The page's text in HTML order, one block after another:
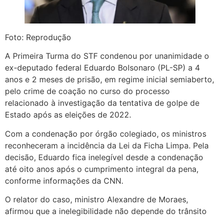
Foto: Reprodução
A Primeira Turma do STF condenou por unanimidade o
ex-deputado federal Eduardo Bolsonaro (PL-SP) a 4
anos e 2 meses de prisão, em regime inicial semiaberto,
pelo crime de coação no curso do processo
relacionado à investigação da tentativa de golpe de
Estado após as eleições de 2022.
Com a condenação por órgão colegiado, os ministros
reconheceram a incidência da Lei da Ficha Limpa. Pela
decisão, Eduardo fica inelegível desde a condenação
até oito anos após o cumprimento integral da pena,
conforme informações da CNN.
O relator do caso, ministro Alexandre de Moraes,
afirmou que a inelegibilidade não depende do trânsito